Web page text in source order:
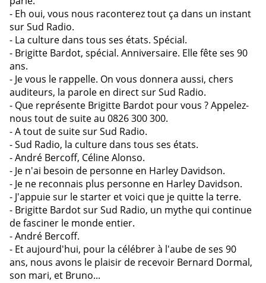
- Eh oui, vous nous raconterez tout ça dans un instant
sur Sud Radio.
- La culture dans tous ses états. Spécial.
- Brigitte Bardot, spécial. Anniversaire. Elle fête ses 90
ans.
- Je vous le rappelle. On vous donnera aussi, chers
auditeurs, la parole en direct sur Sud Radio.
- Que représente Brigitte Bardot pour vous ? Appelez-
nous tout de suite au 0826 300 300.
- A tout de suite sur Sud Radio.
- Sud Radio, la culture dans tous ses états.
- André Bercoff, Céline Alonso.
- Je n'ai besoin de personne en Harley Davidson.
- Je ne reconnais plus personne en Harley Davidson.
- J'appuie sur le starter et voici que je quitte la terre.
- Brigitte Bardot sur Sud Radio, un mythe qui continue
de fasciner le monde entier.
- André Bercoff.
- Et aujourd'hui, pour la célébrer à l'aube de ses 90
ans, nous avons le plaisir de recevoir Bernard Dormal,
son mari, et Bruno...